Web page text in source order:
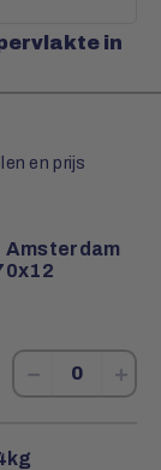
in
en prijs
− +